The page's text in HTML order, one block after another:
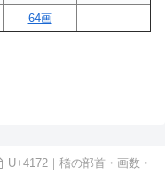
64画 –
U+4172｜䅲の部首・画数・